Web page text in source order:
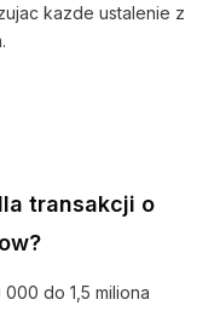
kazde ustalenie z
transakcji o
do 1,5 miliona